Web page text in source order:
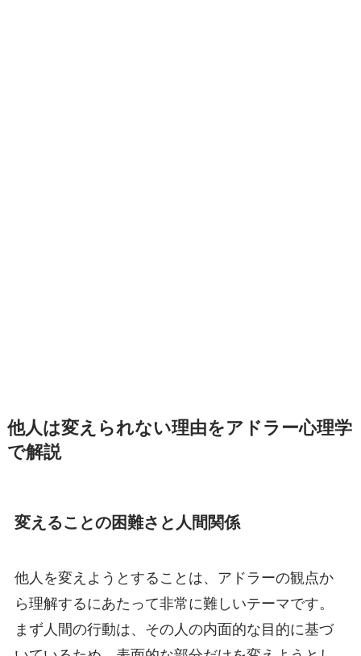
他人は変えられない理由をアドラー心理学
で解説
変えることの困難さと人間関係
他人を変えようとすることは、アドラーの観点か
ら理解するにあたって非常に難しいテーマです。
まず人間の行動は、その人の内面的な目的に基づ